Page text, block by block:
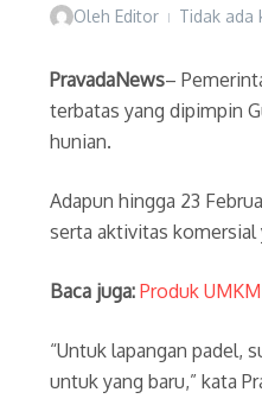
Oleh Editor Tidak ada
PravadaNews–
terbatas yang dipimpin
hunian.
Adapun hingga 23
serta aktivitas komersial
Baca juga: Produk
“Untuk lapangan padel,
untuk yang baru,” kata